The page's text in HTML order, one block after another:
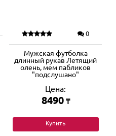
0
Мужская футболка
длинный рукав Летящий
олень, мем пабликов
"подслушано"
Цена:
8490 ₸
Купить